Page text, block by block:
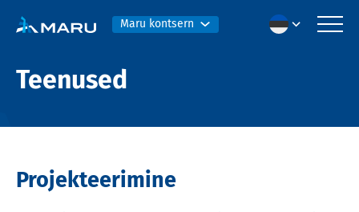
Maru kontsern
Teenused
Projekteerimine